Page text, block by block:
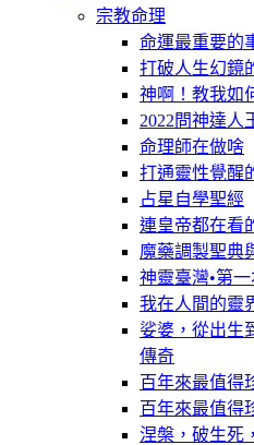
宗教命理
命運最重要的
打破人生幻鏡
神啊！教我如
2022問神達人
命理師在做啥
打通靈性覺醒
占星自學聖經
連皇帝都在看
魔藥調製聖典
神靈臺灣•第
我在人間的靈
娑婆，從出生
傳奇
百年來最值得
百年來最值得
涅槃，破生死